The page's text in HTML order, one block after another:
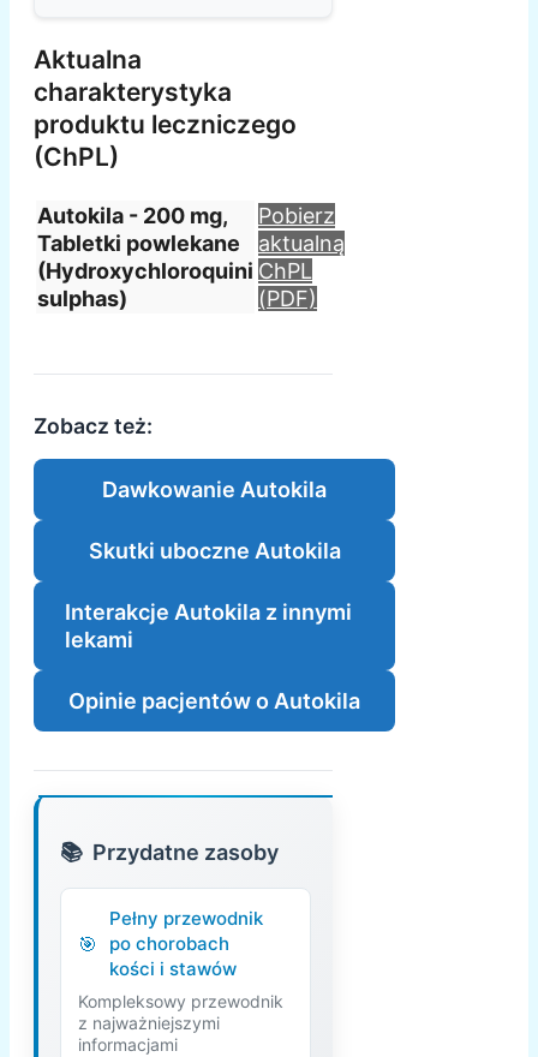
Aktualna
charakterystyka
produktu leczniczego
(ChPL)
Autokila - 200 mg,
Tabletki powlekane
(Hydroxychloroquini
sulphas)
Pobierz
aktualną
ChPL
(PDF)
Zobacz też:
Dawkowanie Autokila
Skutki uboczne Autokila
Interakcje Autokila z innymi
lekami
Opinie pacjentów o Autokila
Przydatne zasoby
Pełny przewodnik
po chorobach
kości i stawów
Kompleksowy przewodnik
z najważniejszymi
informacjami